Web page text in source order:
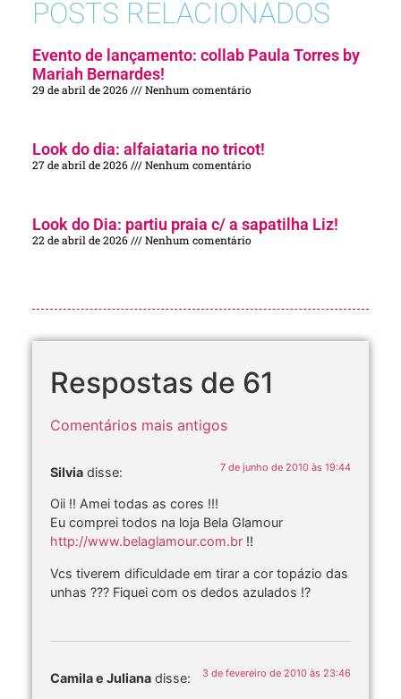
POSTS RELACIONADOS
Evento de lançamento: collab Paula Torres by
Mariah Bernardes!
29 de abril de 2026 Nenhum comentário
Look do dia: alfaiataria no tricot!
27 de abril de 2026 Nenhum comentário
Look do Dia: partiu praia c/ a sapatilha Liz!
22 de abril de 2026 Nenhum comentário
Respostas de 61
Comentários mais antigos
Silvia disse: 7 de junho de 2010 às 19:44
Oii !! Amei todas as cores !!!
Eu comprei todos na loja Bela Glamour
http://www.belaglamour.com.br !!
Vcs tiverem dificuldade em tirar a cor topázio das
unhas ??? Fiquei com os dedos azulados !?
Camila e Juliana disse: 3 de fevereiro de 2010 às 23:46